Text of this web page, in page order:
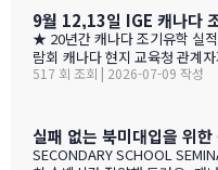
~ 9시 …
9월 12,13일 IGE 캐나다
★ 20년간 캐나다 조기유학 실적 독보적 1위 IGE
람회 캐나다 현지 교육청 관계자가 직접 옵니다 2026. 9. 12 (토) ~ 9.
13 (일) 오전 11시 ~ 오후 5시 · 사전등록 필수 일시 2026년 9월 12
신청서에서 바로 신청하세요 사전등록 혜택 미리 신청하면 이런 혜택
이 있습니다 혜택 1 신청비 전액 면제 학생당 약 CAD $200~300 수
517 회 조회 | 2026-07-09 작성
SECONDARY SCHOOL SEMINAR IGE 세미나 2시간 반!!!인